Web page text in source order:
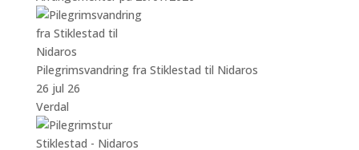
Pilegrimsvandring fra Stiklestad til Nidaros
26 jul 26
Verdal